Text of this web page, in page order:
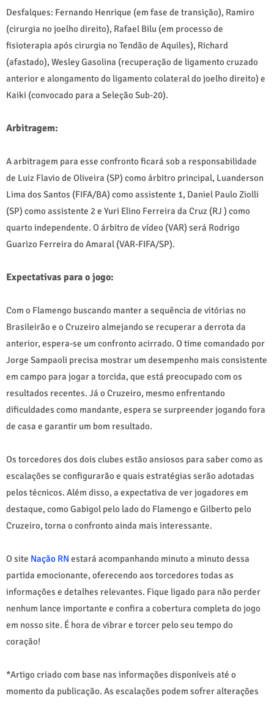
Desfalques: Fernando Henrique (em fase de transição), Ramiro
(cirurgia no joelho direito), Rafael Bilu (em processo de
fisioterapia após cirurgia no Tendão de Aquiles), Richard
(afastado), Wesley Gasolina (recuperação de ligamento cruzado
anterior e alongamento do ligamento colateral do joelho direito) e
Kaiki (convocado para a Seleção Sub-20).
Arbitragem:
A arbitragem para esse confronto ficará sob a responsabilidade
de Luiz Flavio de Oliveira (SP) como árbitro principal, Luanderson
Lima dos Santos (FIFA/BA) como assistente 1, Daniel Paulo Ziolli
(SP) como assistente 2 e Yuri Elino Ferreira da Cruz (RJ ) como
quarto independente. O árbitro de vídeo (VAR) será Rodrigo
Guarizo Ferreira do Amaral (VAR-FIFA/SP).
Expectativas para o jogo:
Com o Flamengo buscando manter a sequência de vitórias no
Brasileirão e o Cruzeiro almejando se recuperar a derrota da
anterior, espera-se um confronto acirrado. O time comandado por
Jorge Sampaoli precisa mostrar um desempenho mais consistente
em campo para jogar a torcida, que está preocupado com os
resultados recentes. Já o Cruzeiro, mesmo enfrentando
dificuldades como mandante, espera se surpreender jogando fora
de casa e garantir um bom resultado.
Os torcedores dos dois clubes estão ansiosos para saber como as
escalações se configurarão e quais estratégias serão adotadas
pelos técnicos. Além disso, a expectativa de ver jogadores em
destaque, como Gabigol pelo lado do Flamengo e Gilberto pelo
Cruzeiro, torna o confronto ainda mais interessante.
O site Nação RN estará acompanhando minuto a minuto dessa
partida emocionante, oferecendo aos torcedores todas as
informações e detalhes relevantes. Fique ligado para não perder
nenhum lance importante e confira a cobertura completa do jogo
em nosso site. É hora de vibrar e torcer pelo seu tempo do
coração!
*Artigo criado com base nas informações disponíveis até o
momento da publicação. As escalações podem sofrer alterações